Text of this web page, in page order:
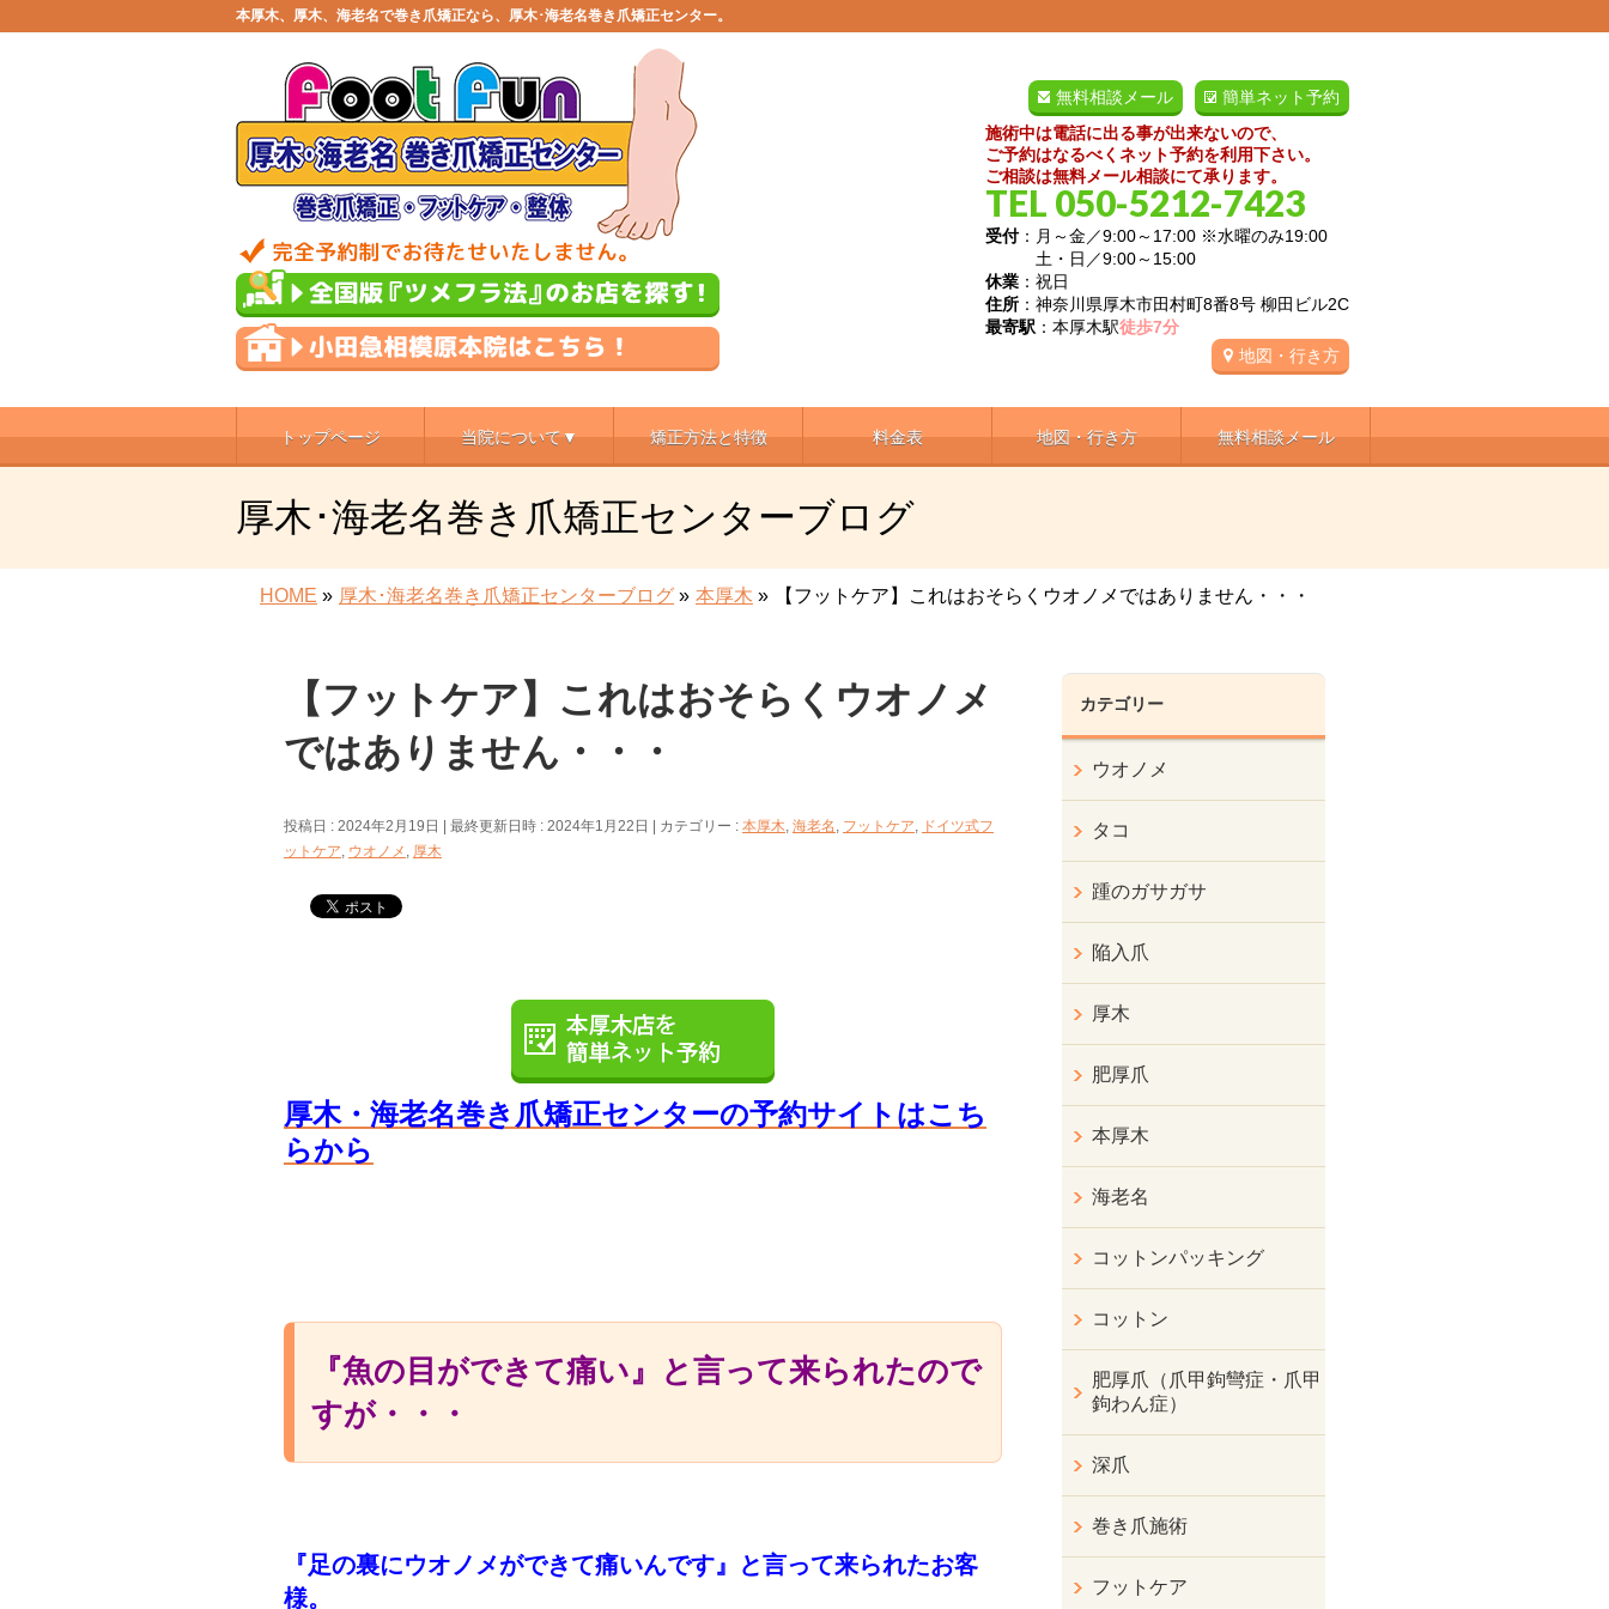
本厚木、厚木、海老名で巻き爪矯正なら、厚木･海老名巻き爪矯正センター。
簡単ネット予約
無料相談メール
施術中は電話に出る事が出来ないので、
ご予約はなるべくネット予約を利用下さい。
ご相談は無料メール相談にて承ります。
TEL 050-5212-7423
受付：月～金／9:00～17:00 ※水曜のみ19:00
土・日／9:00～15:00
休業 ：祝日
住所 ：神奈川県厚木市田村町8番8号 柳田ビル2C
最寄駅 ：本厚木駅徒歩7分
地図・行き方
トップページ 当院について▼ 矯正方法と特徴 料金表 地図・行き方 無料相談メール
厚木･海老名巻き爪矯正センターブログ
HOME » 厚木･海老名巻き爪矯正センターブログ » 本厚木 » 【フットケア】これはおそらくウオノメではありません・・・
【フットケア】これはおそらくウオノメ
ではありません・・・
投稿日 : 2024年2月19日 最終更新日時 : 2024年1月22日 カテゴリー : 本厚木, 海老名 , フットケア, ドイツ式フ
ットケア, ウオノメ , 厚木
厚木・海老名巻き爪矯正センターの予約サイト はこち
らから
『魚の目ができて痛い』と言って来られたので
すが・・・
『足の裏にウオノメができて痛いんです』と言って来られたお客
様。
カテゴリー
ウオノメ
タコ
踵のガサガサ
陥入爪
厚木
肥厚爪
本厚木
海老名
コットンパッキング
コットン
肥厚爪（爪甲鉤彎症・爪甲
鉤わん症）
深爪
巻き爪施術
フットケア